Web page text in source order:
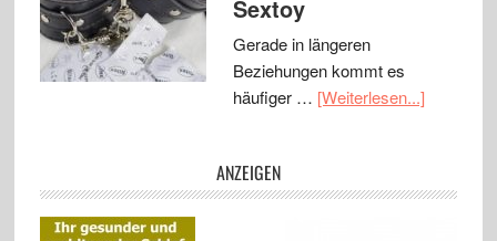
Sextoy
Gerade in längeren
Beziehungen kommt es
häufiger … [Weiterlesen...]
ANZEIGEN